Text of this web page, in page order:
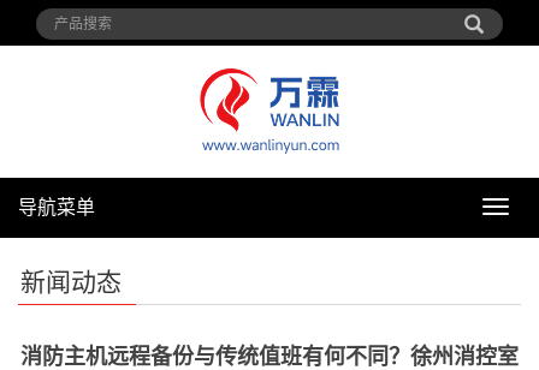
导
导航菜单
新闻动态
消防主机远程备份与传统值班有何不同？徐州消控室